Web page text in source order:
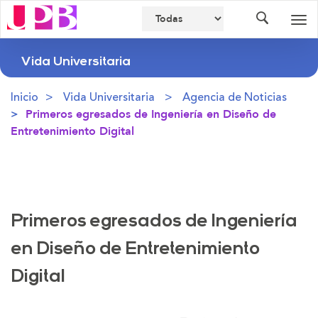
Vida Universitaria
Inicio Vida Universitaria Agencia de Noticias
Primeros egresados de Ingeniería en Diseño de
Entretenimiento Digital
Primeros egresados de Ingeniería
en Diseño de Entretenimiento
Digital